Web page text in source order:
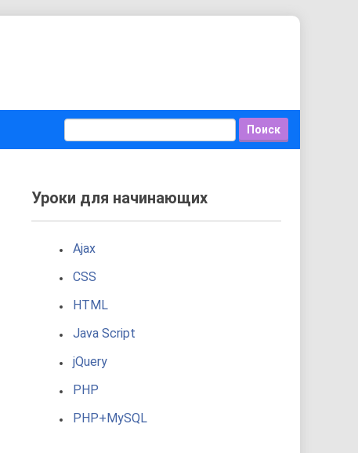
Уроки для начинающих
Ajax
CSS
HTML
Java Script
jQuery
PHP
PHP+MySQL